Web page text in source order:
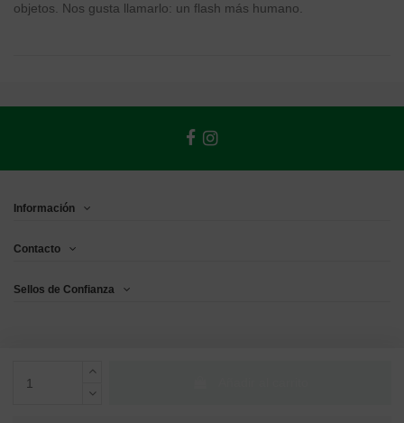
objetos. Nos gusta llamarlo: un flash más humano.
Información
Contacto
Sellos de Confianza